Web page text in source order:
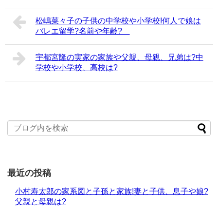
松嶋菜々子の子供の中学校や小学校!何人で娘は
バレエ留学?名前や年齢?
宇都宮隆の実家の家族や父親、母親、兄弟は?中
学校や小学校、高校は?
最近の投稿
小村寿太郎の家系図と子孫と家族!妻と子供、息子や娘?
父親と母親は?